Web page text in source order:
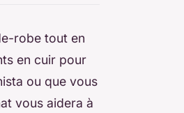
robe tout en
en cuir pour
ou que vous
vous aidera à